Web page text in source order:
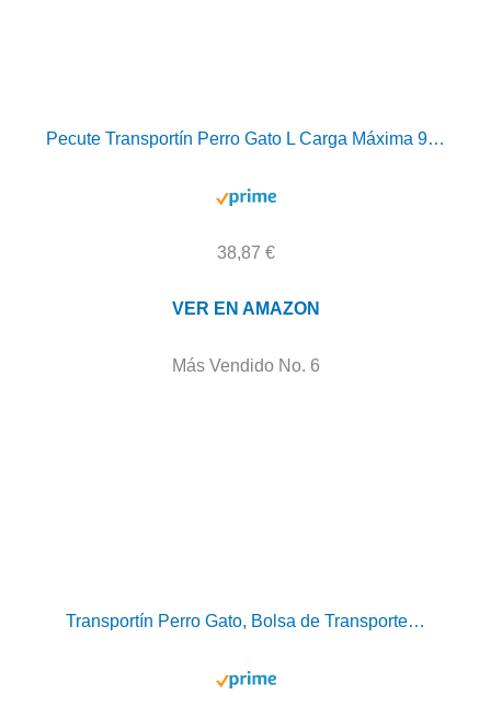
Pecute Transportín Perro Gato L Carga Máxima 9…
38,87 €
VER EN AMAZON
Más Vendido No. 6
Transportín Perro Gato, Bolsa de Transporte…